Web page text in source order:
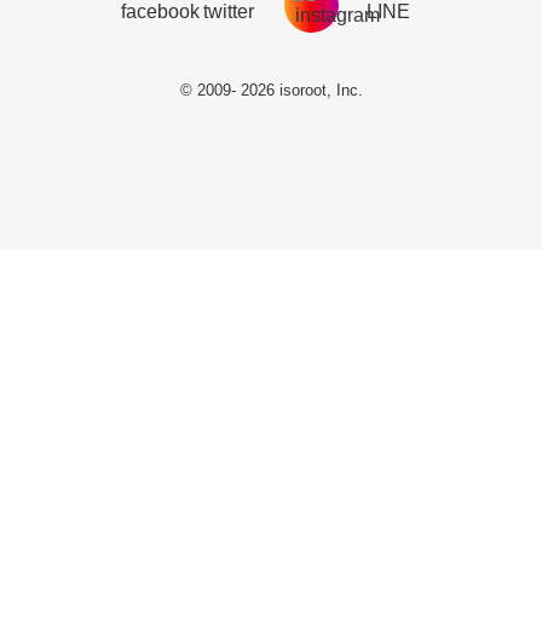
© 2009- 2026 isoroot, Inc.